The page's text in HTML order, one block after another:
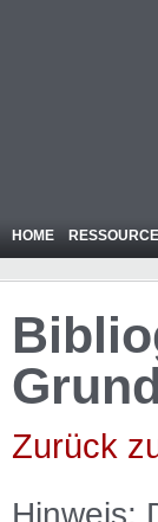
HOME
Zurück
Hinweis: